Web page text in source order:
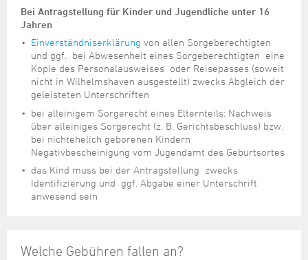
Bei Antragstellung für Kinder und Jugendliche unter 16
Jahren
Einverständniserklärung von allen Sorgeberechtigten
und ggf. bei Abwesenheit eines Sorgeberechtigten eine
Kopie des Personalausweises oder Reisepasses (soweit
nicht in Wilhelmshaven ausgestellt) zwecks Abgleich der
geleisteten Unterschriften
bei alleinigem Sorgerecht eines Elternteils: Nachweis
über alleiniges Sorgerecht (z. B. Gerichtsbeschluss) bzw.
bei nichtehelich geborenen Kindern
Negativbescheinigung vom Jugendamt des Geburtsortes
das Kind muss bei der Antragstellung zwecks
Identifizierung und ggf. Abgabe einer Unterschrift
anwesend sein
Welche Gebühren fallen an?